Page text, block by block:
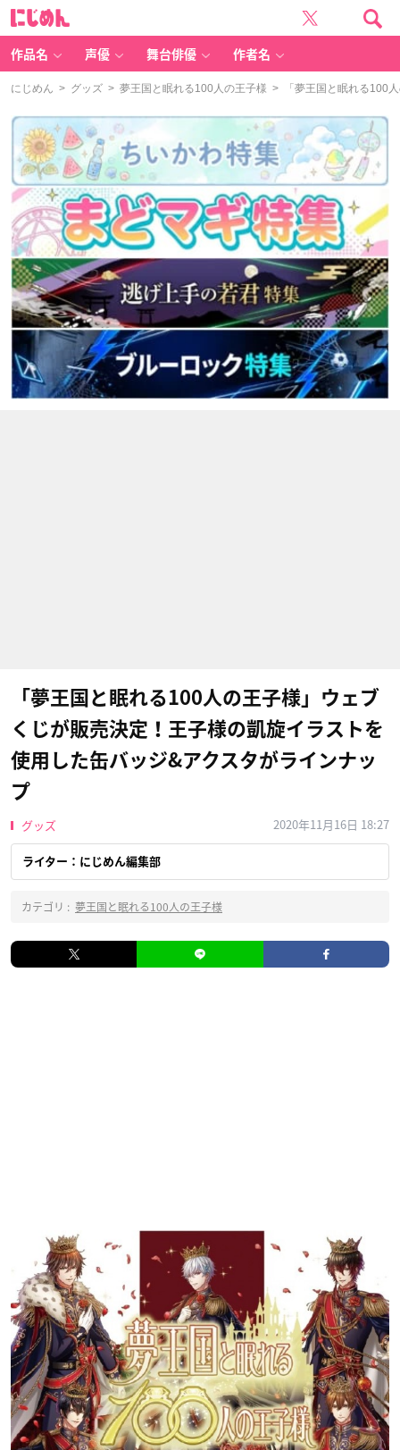
作品名 声優 舞台俳優 作者名
にじめん > グッズ > 夢王国と眠れる100人の王子様 > 「夢王国と眠れる100
「夢王国と眠れる100人の王子様」ウェブ
くじが販売決定！王子様の凱旋イラストを
使用した缶バッジ&アクスタがラインナッ
プ
グッズ 2020年11月16日 18:27
ライター：にじめん編集部
カテゴリ : 夢王国と眠れる100人の王子様